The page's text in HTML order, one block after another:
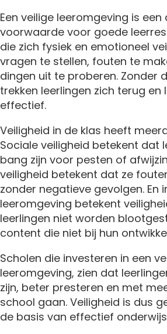
Een veilige leeromgeving is een
voorwaarde voor goede
die zich fysiek en emotioneel
vragen te stellen, fouten te
dingen uit te proberen. Zonder
trekken leerlingen zich terug en
effectief.
Veiligheid in de klas heeft
Sociale veiligheid betekent dat
bang zijn voor pesten of
veiligheid betekent dat ze
zonder negatieve gevolgen. En
leeromgeving betekent
leerlingen niet worden
content die niet bij hun
Scholen die investeren in een
leeromgeving, zien dat
zijn, beter presteren en met
school gaan. Veiligheid is dus
de basis van effectief